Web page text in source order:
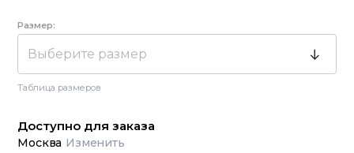
Размер:
Выберите размер
Таблица размеров
Доступно для заказа
Москва Изменить